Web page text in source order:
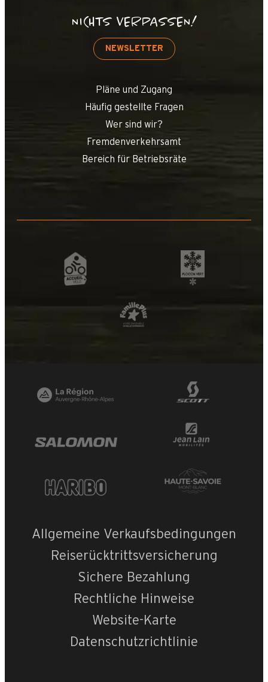
NICHTS VERPASSEN!
NEWSLETTER
Pläne und Zugang
Häufig gestellte Fragen
Wer sind wir?
Fremdenverkehrsamt
Bereich für Betriebsräte
Allgemeine Verkaufsbedingungen
Reiserücktrittsversicherung
Sichere Bezahlung
Rechtliche Hinweise
Website-Karte
Datenschutzrichtlinie